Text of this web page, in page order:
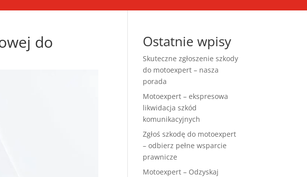
do Ostatnie wpisy
Skuteczne zgłoszenie szkody
do motoexpert – nasza
porada
Motoexpert – ekspresowa
likwidacja szkód
komunikacyjnych
Zgłoś szkodę do motoexpert
– odbierz pełne wsparcie
prawnicze
Motoexpert – Odzyskaj